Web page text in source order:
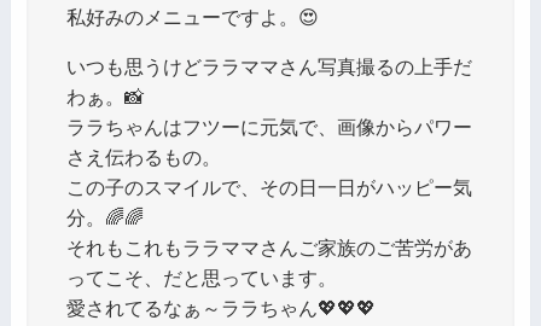
私好みのメニューですよ。😍
いつも思うけどララママさん写真撮るの上手だ
わぁ。📸
ララちゃんはフツーに元気で、画像からパワー
さえ伝わるもの。
この子のスマイルで、その日一日がハッピー気
分。🌈🌈
それもこれもララママさんご家族のご苦労があ
ってこそ、だと思っています。
愛されてるなぁ～ララちゃん💖💖💖